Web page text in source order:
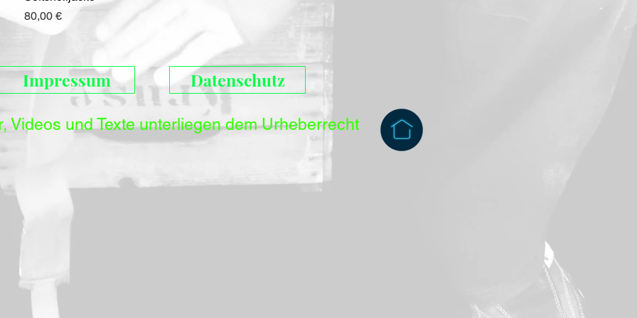
Preis
80,00 €
Impressum Datenschutz
Videos und Texte unterliegen dem Urheberrecht